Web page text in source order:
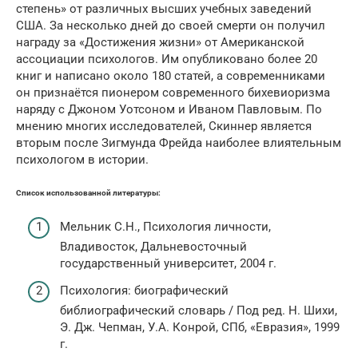
степень» от различных высших учебных заведений
США. За несколько дней до своей смерти он получил
награду за «Достижения жизни» от Американской
ассоциации психологов. Им опубликовано более 20
книг и написано около 180 статей, а современниками
он признаётся пионером современного бихевиоризма
наряду с Джоном Уотсоном и Иваном Павловым. По
мнению многих исследователей, Скиннер является
вторым после Зигмунда Фрейда наиболее влиятельным
психологом в истории.
Список использованной литературы:
Мельник С.Н., Психология личности,
Владивосток, Дальневосточный
государственный университет, 2004 г.
Психология: биографический
библиографический словарь / Под ред. Н. Шихи,
Э. Дж. Чепман, У.А. Конрой, СПб, «Евразия», 1999
г.